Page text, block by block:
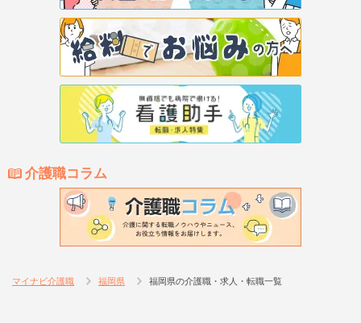
介護職コラム
マイナビ介護職 福岡県 福岡県の介護職・求人・転職一覧